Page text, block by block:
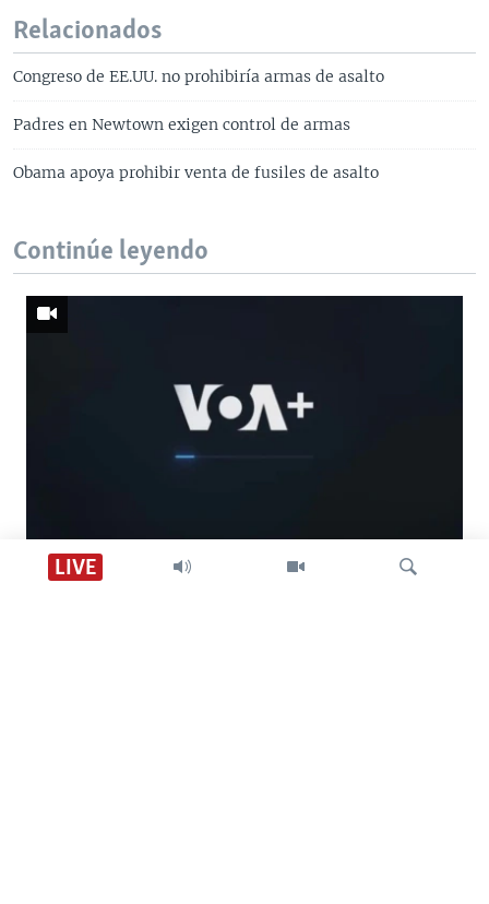
LIVE
Relacionados
Congreso de EE.UU. no prohibiría armas de asalto
Padres en Newtown exigen control de armas
Obama apoya prohibir venta de fusiles de asalto
Continúe leyendo
Descarga VOA +